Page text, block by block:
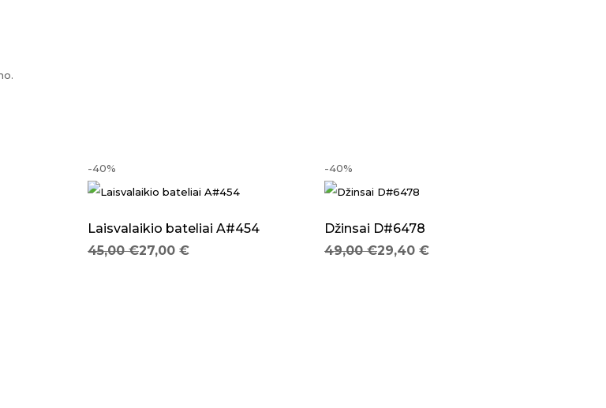
-40%
Laisvalaikio bateliai A#454
45,00€27,00 €
-40%
Džinsai D#6478
49,00€29,40 €